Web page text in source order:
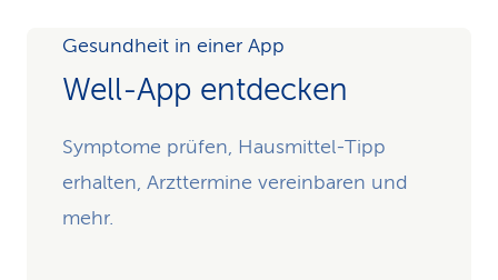
Gesundheit in einer App
Well-App entdecken
Symptome prüfen, Hausmittel-Tipp
erhalten, Arzttermine vereinbaren und
mehr.